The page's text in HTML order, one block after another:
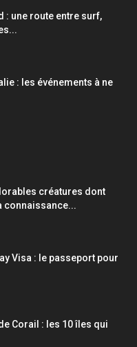
: une route entre surf,
: les événements à ne
créatures dont
connaissance...
Visa : le passeport pour
Corail : les 10 îles qui